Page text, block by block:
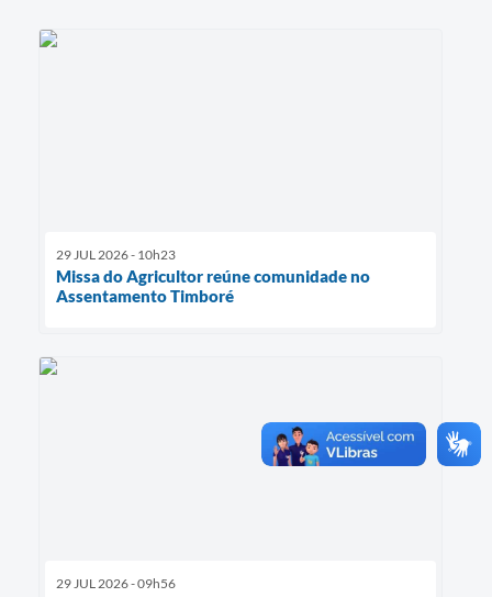
29 JUL 2026 - 10h23
Missa do Agricultor reúne comunidade no
Assentamento Timboré
29 JUL 2026 - 09h56